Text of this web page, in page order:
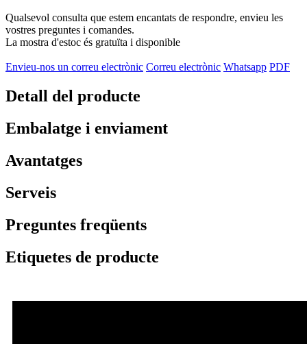
Qualsevol consulta que estem encantats de respondre, envieu les
vostres preguntes i comandes.
La mostra d'estoc és gratuïta i disponible
Envieu-nos un correu electrònic Correu electrònic Whatsapp PDF
Detall del producte
Embalatge i enviament
Avantatges
Serveis
Preguntes freqüents
Etiquetes de producte